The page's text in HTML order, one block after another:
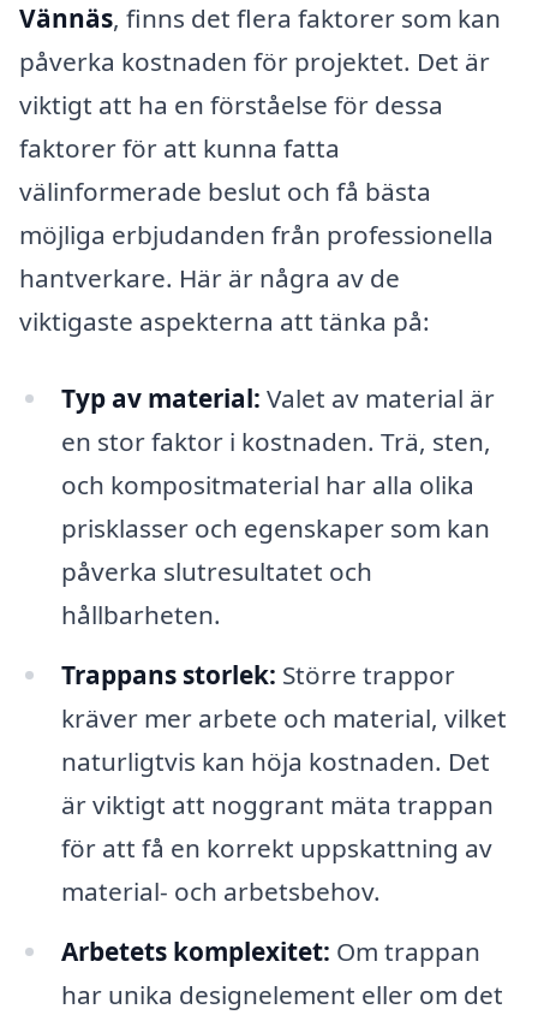
Vännäs, finns det flera faktorer som kan
påverka kostnaden för projektet. Det är
viktigt att ha en förståelse för dessa
faktorer för att kunna fatta
välinformerade beslut och få bästa
möjliga erbjudanden från professionella
hantverkare. Här är några av de
viktigaste aspekterna att tänka på:
Typ av material: Valet av material är
en stor faktor i kostnaden. Trä, sten,
och kompositmaterial har alla olika
prisklasser och egenskaper som kan
påverka slutresultatet och
hållbarheten.
Trappans storlek: Större trappor
kräver mer arbete och material, vilket
naturligtvis kan höja kostnaden. Det
är viktigt att noggrant mäta trappan
för att få en korrekt uppskattning av
material- och arbetsbehov.
Arbetets komplexitet: Om trappan
har unika designelement eller om det